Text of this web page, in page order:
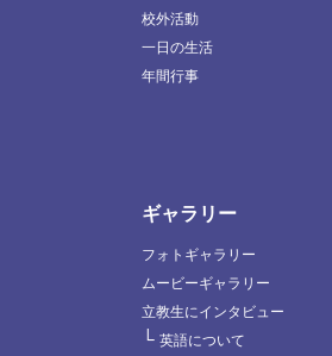
校外活動
一日の生活
年間行事
ギャラリー
フォトギャラリー
ムービーギャラリー
立教生にインタビュー
└ 英語について